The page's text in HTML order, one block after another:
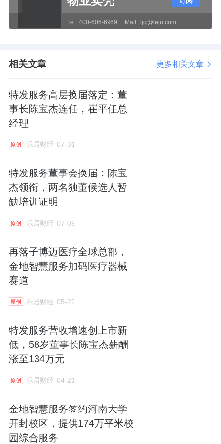
2024年11月，特发服务曾录得上市以来最高股
23.23元，跌4.52%。从最高点算起，跌幅高达
70.7%。
今年以来，特发服务已累计下跌超过40%，股
价正在向发行价18.78元/股靠拢。
股价跌得厉害，特发服务经营情况怎么样？
从数据来看，特发服务的业绩其实还在增长，
增长3.80%；录得归母净利润1.24亿元，同比
增长1.84%。
业务方面，核心的物业管理服务收入24.25亿
反而下降了8.01%。唯一亮眼的是增值服务，
大幅增长31.73%，但体量太小，只占总营收的
9.42%。
告期期内营收7.31亿元，同比增长5.74%；归
母净利润3281万元，同比增长仅1.36%。
Tel: 400-606-6969 Mail: ljcj@leju.com
相关文章 更多相关文章
特发服务高层换届落定：董
事长陈宝杰连任，崔平任总
经理
原创 乐居财经 07-31
特发服务董事会换届：陈宝
杰领衔，两名独董候选人暂
缺培训证明
原创 乐居财经 07-09
再落子博迈医疗全球总部，
金地智慧服务加码医疗器械
赛道
原创 乐居财经 05-22
特发服务营收增速创上市新
低，58岁董事长陈宝杰薪酬
涨至134万元
原创 乐居财经 04-21
金地智慧服务签约河南大学
开封校区，提供174万平米校
园综合服务